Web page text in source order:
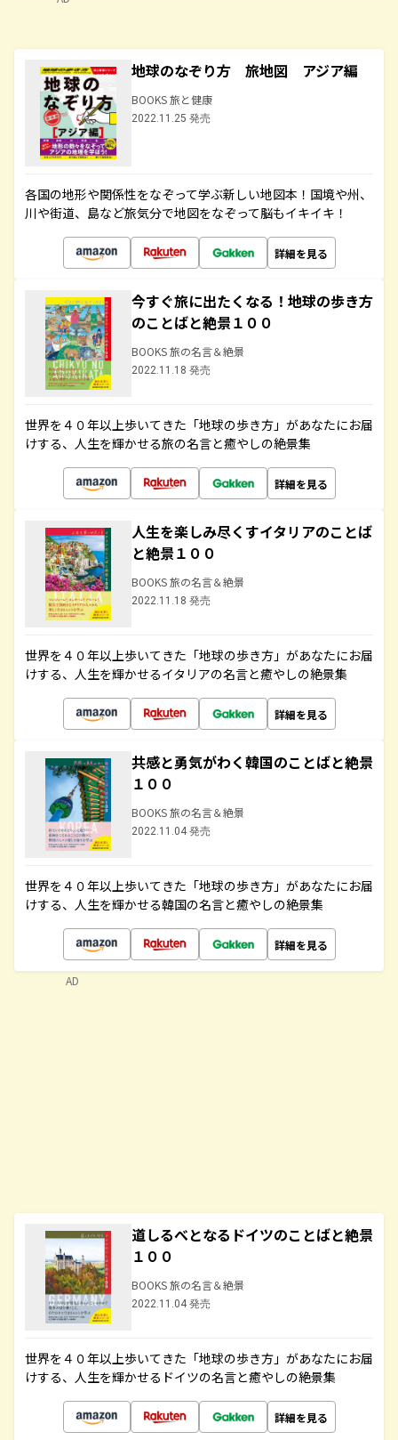
地球のなぞり方 旅地図 アジア編
BOOKS 旅と健康
2022.11.25 発売
各国の地形や関係性をなぞって学ぶ新しい地図本！国境や州、
川や街道、島など旅気分で地図をなぞって脳もイキイキ！
詳細を見る
今すぐ旅に出たくなる！地球の歩き方
のことばと絶景１００
BOOKS 旅の名言＆絶景
2022.11.18 発売
世界を４０年以上歩いてきた「地球の歩き方」があなたにお届
けする、人生を輝かせる旅の名言と癒やしの絶景集
詳細を見る
人生を楽しみ尽くすイタリアのことば
と絶景１００
BOOKS 旅の名言＆絶景
2022.11.18 発売
世界を４０年以上歩いてきた「地球の歩き方」があなたにお届
けする、人生を輝かせるイタリアの名言と癒やしの絶景集
詳細を見る
共感と勇気がわく韓国のことばと絶景
１００
BOOKS 旅の名言＆絶景
2022.11.04 発売
世界を４０年以上歩いてきた「地球の歩き方」があなたにお届
けする、人生を輝かせる韓国の名言と癒やしの絶景集
詳細を見る
道しるべとなるドイツのことばと絶景
１００
BOOKS 旅の名言＆絶景
2022.11.04 発売
世界を４０年以上歩いてきた「地球の歩き方」があなたにお届
けする、人生を輝かせるドイツの名言と癒やしの絶景集
詳細を見る
AD